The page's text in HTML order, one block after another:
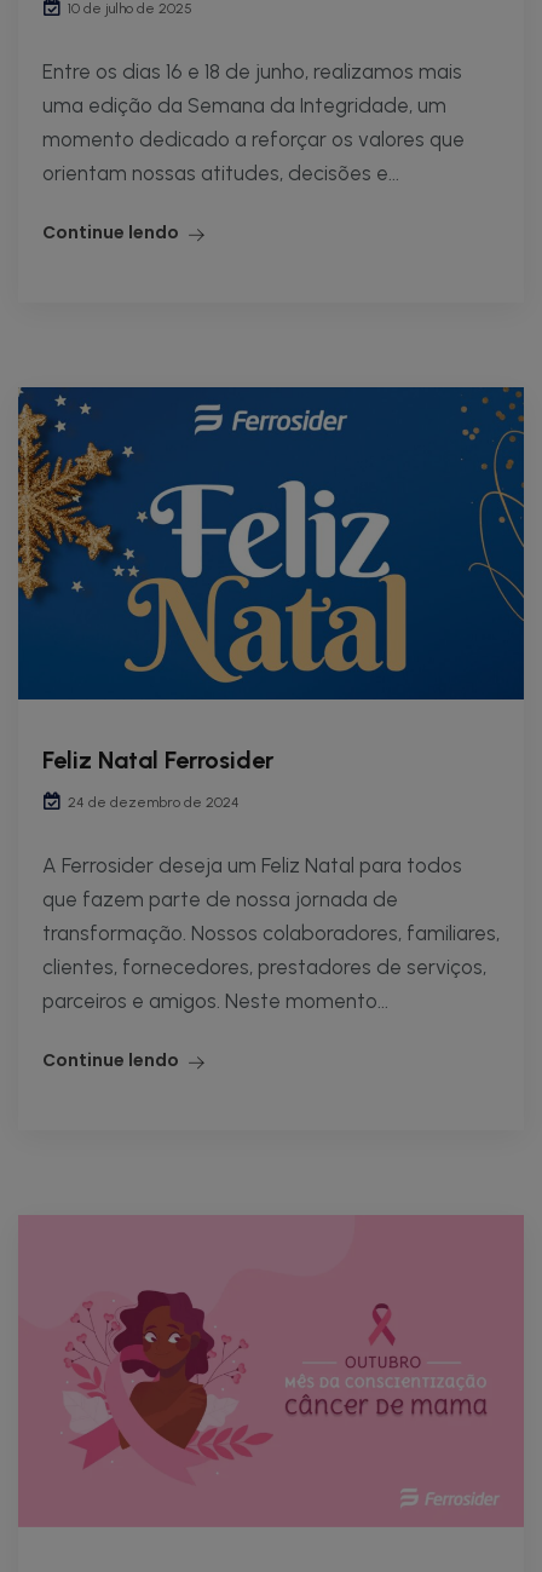
10 de julho de 2025
Entre os dias 16 e 18 de junho, realizamos mais
uma edição da Semana da Integridade, um
momento dedicado a reforçar os valores que
orientam nossas atitudes, decisões e...
Continue lendo
Feliz Natal Ferrosider
24 de dezembro de 2024
A Ferrosider deseja um Feliz Natal para todos
que fazem parte de nossa jornada de
transformação. Nossos colaboradores, familiares,
clientes, fornecedores, prestadores de serviços,
parceiros e amigos. Neste momento...
Continue lendo